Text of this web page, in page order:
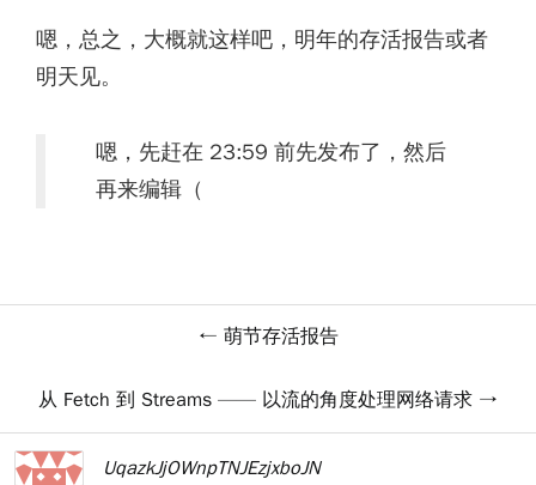
嗯，总之，大概就这样吧，明年的存活报告或者
明天见。
嗯，先赶在 23:59 前先发布了，然后
再来编辑（
萌节存活报告
从 Fetch 到 Streams —— 以流的角度处理网络请求
UqazkJjOWnpTNJEzjxboJN